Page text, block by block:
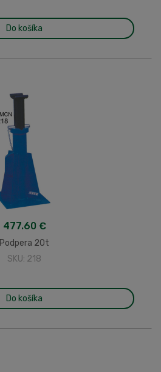
Do košíka
477.60 €
Podpera 20t
SKU: 218
Do košíka